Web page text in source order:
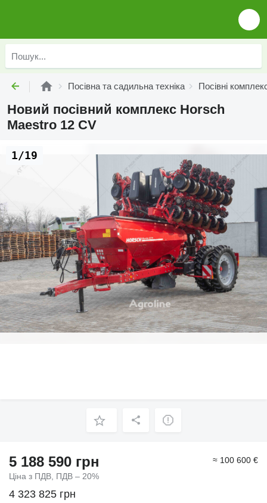
Посівна та садильна техніка Посівні
Новий посівний комплекс Horsch
Maestro 12 CV
1/19
5 188 590 грн
Ціна з ПДВ, ПДВ – 20%
≈ 100 600 €
4 323 825 грн